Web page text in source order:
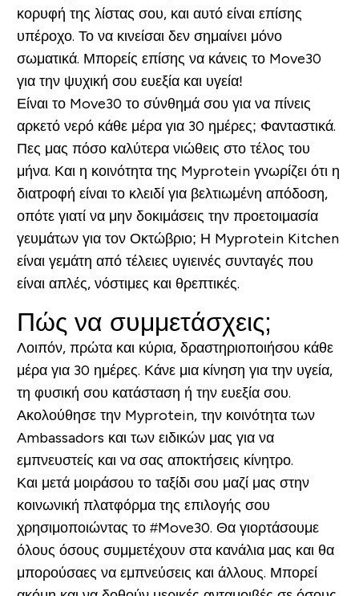
κορυφή της λίστας σου, και αυτό είναι επίσης
υπέροχο. Το να κινείσαι δεν σημαίνει μόνο
σωματικά. Μπορείς επίσης να κάνεις το Move30
για την ψυχική σου ευεξία και υγεία!
Είναι το Move30 το σύνθημά σου για να πίνεις
αρκετό νερό κάθε μέρα για 30 ημέρες; Φανταστικά.
Πες μας πόσο καλύτερα νιώθεις στο τέλος του
μήνα. Και η κοινότητα της Myprotein γνωρίζει ότι η
διατροφή είναι το κλειδί για βελτιωμένη απόδοση,
οπότε γιατί να μην δοκιμάσεις την προετοιμασία
γευμάτων για τον Οκτώβριο; Η Myprotein Kitchen
είναι γεμάτη από τέλειες υγιεινές συνταγές που
είναι απλές, νόστιμες και θρεπτικές.
Πώς να συμμετάσχεις;
Λοιπόν, πρώτα και κύρια, δραστηριοποιήσου κάθε
μέρα για 30 ημέρες. Κάνε μια κίνηση για την υγεία,
τη φυσική σου κατάσταση ή την ευεξία σου.
Ακολούθησε την Myprotein, την κοινότητα των
Ambassadors και των ειδικών μας για να
εμπνευστείς και να σας αποκτήσεις κίνητρο.
Και μετά μοιράσου το ταξίδι σου μαζί μας στην
κοινωνική πλατφόρμα της επιλογής σου
χρησιμοποιώντας το #Move30. Θα γιορτάσουμε
όλους όσους συμμετέχουν στα κανάλια μας και θα
μπορούσαες να εμπνεύσεις και άλλους. Μπορεί